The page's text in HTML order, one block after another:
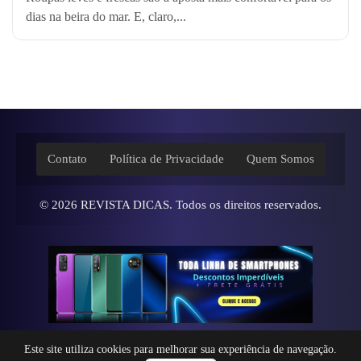
dias na beira do mar. E, claro,...
Contato Política de Privacidade Quem Somos
© 2026 REVISTA DICAS. Todos os direitos reservados.
Este site utiliza cookies para melhorar sua experiência de navegação.